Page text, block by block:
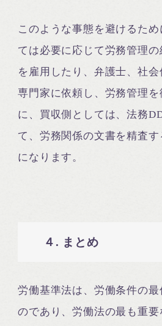
このような事態を避けるた
ては必要に応じて労務管理
を雇用したり、弁護士、社
専門家に依頼し、労務管理を
に、買収側としては、法務
て、労務関係の文書を精査す
になります。
４. まとめ
労働基準法は、労働条件の
のであり、労働法の最も重